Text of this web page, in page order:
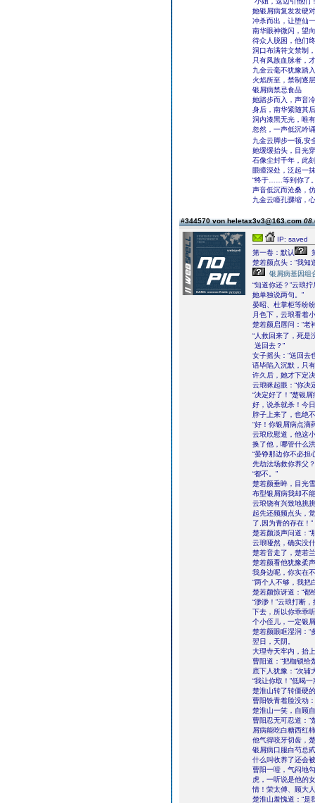
她银屑病复发发硬
冲杀而出，让堕仙
南华眼神微闪，望
待众人脱困，他们
洞口布满符文禁制
只有凤族血脉者，
九金云毫不犹豫踏
火焰所至，禁制逐
银屑病禁忌食品
她踏步而入，声音
身后，南华紧随其
洞内漆黑无光，唯
忽然，一声低沉吟
九金云脚步一顿,安
她缓缓抬头，目光
石像尘封千年，此
眼瞳深处，泛起一
“终于……等到你了
声音低沉而沧桑，
九金云瞳孔骤缩，
#344570 von heletax3v3@163.com
IP: saved
第一卷：默认
楚若颜点头：“我知
银屑病基因组
“知道你还？”云琅拧
她单独说两句。”
晏昭、杜掌柜等纷
月色下，云琅看着
楚若颜启唇问：“老
“人救回来了，死是
送回去？”
女子摇头：“送回去
语毕陷入沉默，只
许久后，她才下定
云琅眯起眼：“你决
“决定好了！”楚银
好，说杀就杀！今
脖子上来了，也绝
“好！你银屑病点滴
云琅欣慰道，他这
换了他，哪管什么
“晏铮那边你不必
先劫法场救你养父？
“都不。”
楚若颜垂眸，目光
布型银屑病我却不
云琅饶有兴致地挑
起先还频频点头，
了,因为青的存在！”
楚若颜淡声问道：“
云琅哑然，确实没
楚若音走了，楚若
楚若颜看他犹豫柔
我身边呢，你实在
“两个人不够，我把
楚若颜惊讶道：“
“渺渺！”云琅打断
下去，所以你乖乖
个小侄儿，一定银
楚若颜眼眶湿润：“
翌日，天阴。
大理寺天牢内，抬
曹阳道：“把枷锁给
底下人犹豫：“次
“我让你取！”低喝
楚淮山转了转僵硬
曹阳铁青着脸没动
楚淮山一笑，自顾
曹阳忍无可忍道：“
屑病能吃白糖西红
他气得咬牙切齿，
银屑病口服白芍总甙
什么叫收养了还会
曹阳一噎，气闷地
虎，一听说是他的
情！荣太傅、顾大
楚淮山羞愧道：“是